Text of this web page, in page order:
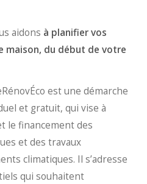
aidons à planifier vos
maison, du début de votre
est une démarche
et gratuit, qui vise à
le financement des
et des travaux
climatiques. Il s’adresse
qui souhaitent